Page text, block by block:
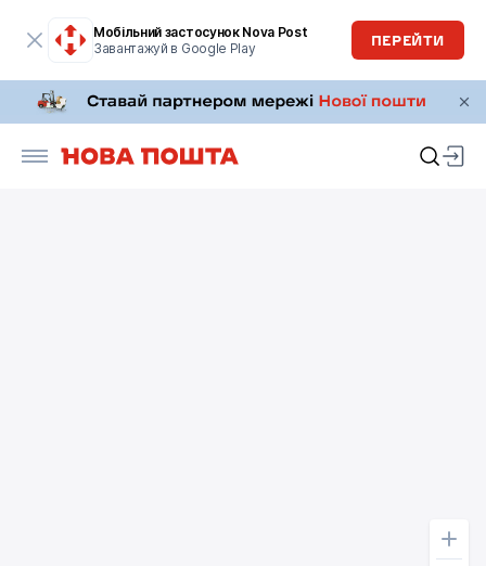
Мобільний застосунок Nova Post
Завантажуй в Google Play
ПЕРЕЙТИ